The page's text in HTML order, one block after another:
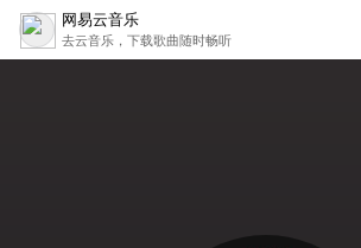
网易云音乐
去云音乐，下载歌曲随时畅听